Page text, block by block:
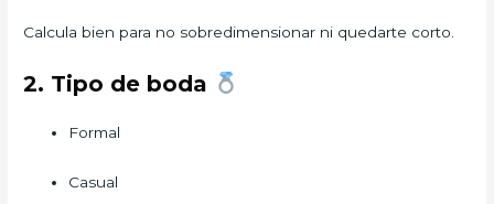
Calcula bien para no sobredimensionar ni quedarte corto.
2. Tipo de boda
Formal
Casual